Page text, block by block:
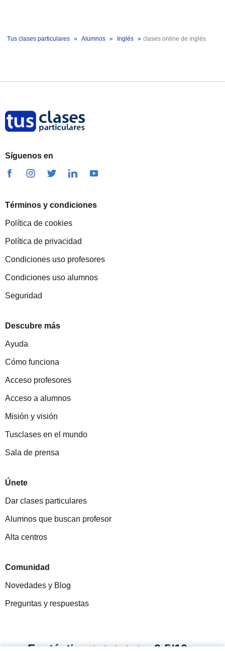
Tus clases particulares Alumnos Inglés clases online de inglés
Síguenos en
Términos y condiciones
Política de cookies
Política de privacidad
Condiciones uso profesores
Condiciones uso alumnos
Seguridad
Descubre más
Ayuda
Cómo funciona
Acceso profesores
Acceso a alumnos
Misión y visión
Tusclases en el mundo
Sala de prensa
Únete
Dar clases particulares
Alumnos que buscan profesor
Alta centros
Comunidad
Novedades y Blog
Preguntas y respuestas